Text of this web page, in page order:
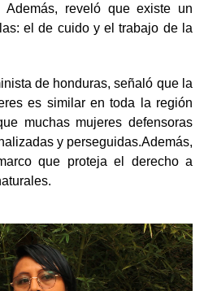
Además, reveló que existe un
el de cuido y el trabajo de la
de honduras, señaló que la
es similar en toda la región
muchas mujeres defensoras
y perseguidas.Además,
que proteja el derecho a